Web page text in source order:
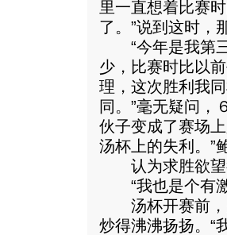
里一直想着比赛
了。”说到这时，
“今年是我第三
少，比赛时比以
理，这次胜利我
同。”毫无疑问，
伙子变成了赛场
汤杯上的失利。”
认为求胜欲望
“我也是个有激
汤杯开赛前，
炒得沸沸扬扬。“